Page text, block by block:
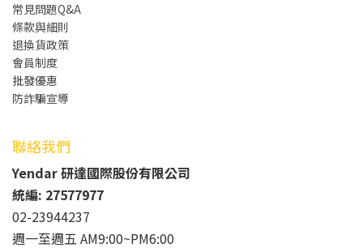
常見問題Q&A
條款與細則
退換貨政策
會員制度
批發優惠
防詐騙宣導
聯絡我們
Yendar 研達國際股份有限公司
統編: 27577977
02-23944237
週一至週五 AM9:00~PM6:00